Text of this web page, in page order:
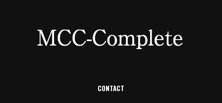
CONTACT